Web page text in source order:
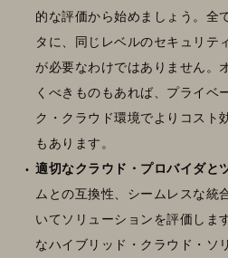
的な評価から始めましょう。全
タに、同じレベルのセキュリテ
が必要なわけではありません。
くべきものもあれば、プライベ
ク・クラウド環境でよりコスト
もあります。
適切なクラウド・プロバイダと
ムとの互換性、シームレスな統
いてソリューションを評価しま
なハイブリッド・クラウド・ソ